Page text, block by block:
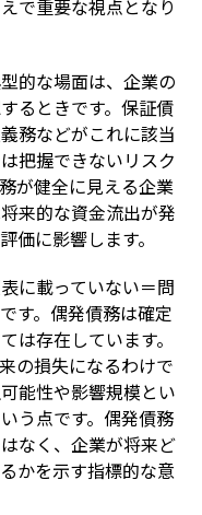
で重要な視点となり
的な場面は、企業の
るときです。保証債
務などがこれに該当
把握できないリスク
が健全に見える企業
来的な資金流出が発
価に影響します。
に載っていない＝問
す。偶発債務は確定
は存在しています。
の損失になるわけで
能性や影響規模とい
う点です。偶発債務
なく、企業が将来ど
かを示す指標的な意